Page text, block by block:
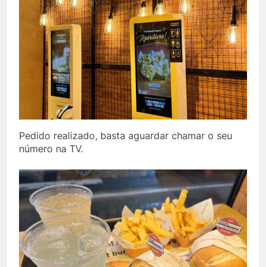
Pedido realizado, basta aguardar chamar o seu
número na TV.